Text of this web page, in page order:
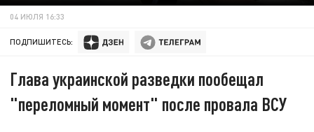
04 ИЮЛЯ 16:33
ПОДПИШИТЕСЬ:
Глава украинской разведки пообещал
"переломный момент" после провала ВСУ